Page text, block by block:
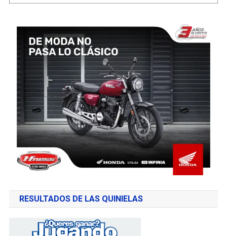
RESULTADOS DE LAS QUINIELAS